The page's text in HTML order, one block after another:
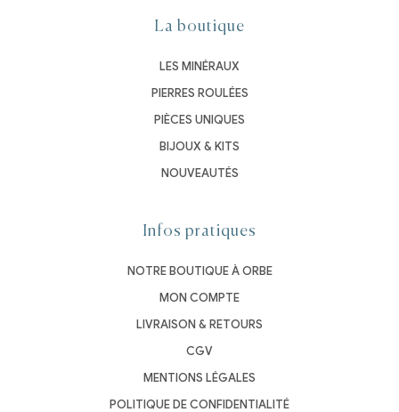
La boutique
LES MINÉRAUX
PIERRES ROULÉES
PIÈCES UNIQUES
BIJOUX & KITS
NOUVEAUTÉS
Infos pratiques
NOTRE BOUTIQUE À ORBE
MON COMPTE
LIVRAISON & RETOURS
CGV
MENTIONS LÉGALES
POLITIQUE DE CONFIDENTIALITÉ